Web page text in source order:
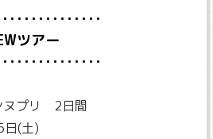
ツアー
ヌプリ 2日間
(土)